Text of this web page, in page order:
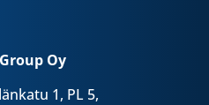
Oy
1, PL 5,